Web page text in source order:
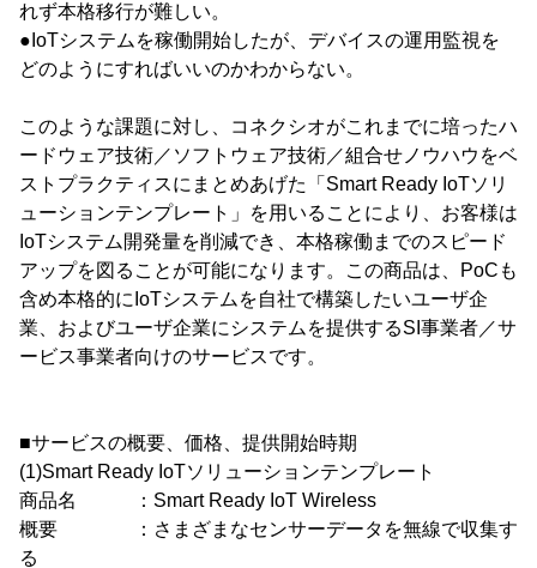
れず本格移行が難しい。
●IoTシステムを稼働開始したが、デバイスの運用監視を
どのようにすればいいのかわからない。
このような課題に対し、コネクシオがこれまでに培ったハ
ードウェア技術／ソフトウェア技術／組合せノウハウをベ
ストプラクティスにまとめあげた「Smart Ready IoTソリ
ューションテンプレート」を用いることにより、お客様は
IoTシステム開発量を削減でき、本格稼働までのスピード
アップを図ることが可能になります。この商品は、PoCも
含め本格的にIoTシステムを自社で構築したいユーザ企
業、およびユーザ企業にシステムを提供するSI事業者／サ
ービス事業者向けのサービスです。
■サービスの概要、価格、提供開始時期
(1)Smart Ready IoTソリューションテンプレート
商品名 ：Smart Ready IoT Wireless
概要 ：さまざまなセンサーデータを無線で収集す
る